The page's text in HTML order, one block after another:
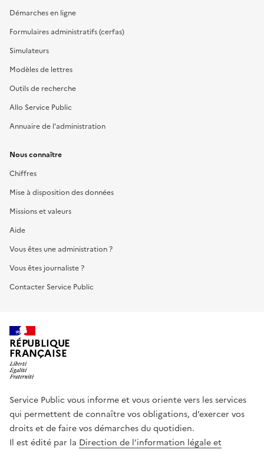
Démarches en ligne
Formulaires administratifs (cerfas)
Simulateurs
Modèles de lettres
Outils de recherche
Allo Service Public
Annuaire de l'administration
Nous connaître
Chiffres
Mise à disposition des données
Missions et valeurs
Aide
Vous êtes une administration ?
Vous êtes journaliste ?
Contacter Service Public
RÉPUBLIQUE
FRANÇAISE
Service Public vous informe et vous oriente vers les services
qui permettent de connaître vos obligations, d’exercer vos
droits et de faire vos démarches du quotidien.
Il est édité par la Direction de l’information légale et